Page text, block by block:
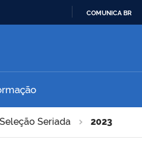
COMUNICA BR
Seleção Seriada 2023